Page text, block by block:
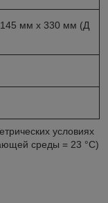
мм x 330 мм (Д
условиях
среды = 23 °C)